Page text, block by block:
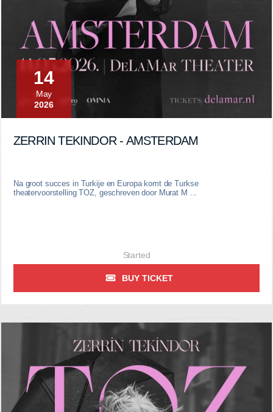
14
May
2026
ZERRIN TEKINDOR - AMSTERDAM
Na groot succes in Turkije en Europa komt de Turkse
theatervoorstelling TOZ, geschreven door Murat M ...
Started
BUY TICKET